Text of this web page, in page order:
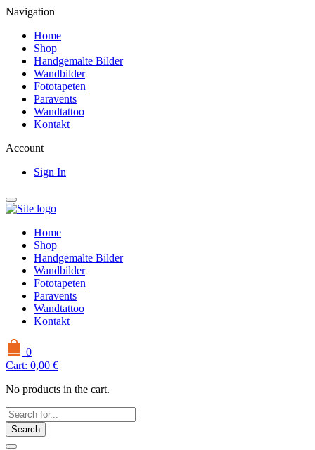
Navigation
Home
Shop
Handgemalte Bilder
Wandbilder
Fototapeten
Paravents
Wandtattoo
Kontakt
Account
Sign In
Home
Shop
Handgemalte Bilder
Wandbilder
Fototapeten
Paravents
Wandtattoo
Kontakt
0
Cart: 0,00 €
No products in the cart.
Search